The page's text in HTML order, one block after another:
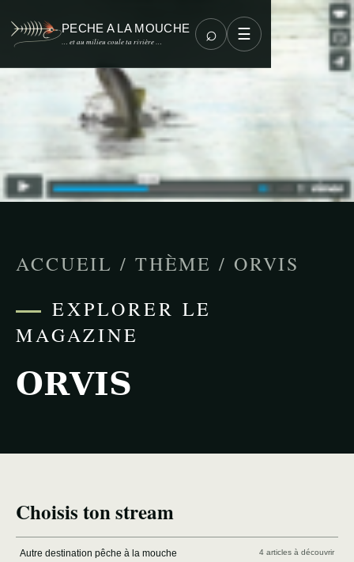
PECHE A LA MOUCHE
… et au milieu coule ta rivière … ⌕ ☰
ACCUEIL / THÈME / ORVIS
EXPLORER LE
MAGAZINE
ORVIS
Choisis ton stream
Autre destination pêche à la mouche 4 articles à découvrir